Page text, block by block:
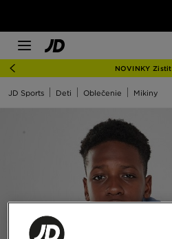
NOVINKY
JD Sports Deti Oblečenie Mikiny